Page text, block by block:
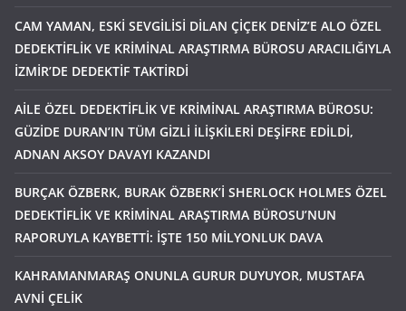
CAM YAMAN, ESKİ SEVGİLİSİ DİLAN ÇİÇEK DENİZ’E ALO ÖZEL
DEDEKTİFLİK VE KRİMİNAL ARAŞTIRMA BÜROSU ARACILIĞIYLA
İZMİR’DE DEDEKTİF TAKTİRDİ
AİLE ÖZEL DEDEKTİFLİK VE KRİMİNAL ARAŞTIRMA BÜROSU:
GÜZİDE DURAN’IN TÜM GİZLİ İLİŞKİLERİ DEŞİFRE EDİLDİ,
ADNAN AKSOY DAVAYI KAZANDI
BURÇAK ÖZBERK, BURAK ÖZBERK’İ SHERLOCK HOLMES ÖZEL
DEDEKTİFLİK VE KRİMİNAL ARAŞTIRMA BÜROSU’NUN
RAPORUYLA KAYBETTİ: İŞTE 150 MİLYONLUK DAVA
KAHRAMANMARAŞ ONUNLA GURUR DUYUYOR, MUSTAFA
AVNİ ÇELİK